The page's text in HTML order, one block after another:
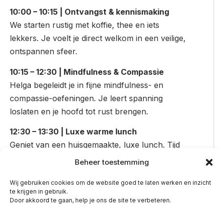
Beheer toestemming
Wij gebruiken cookies om de website goed te laten werken en inzicht
te krijgen in gebruik.
Door akkoord te gaan, help je ons de site te verbeteren.
10:00 – 10:15 | Ontvangst & kennismaking
We starten rustig met koffie, thee en iets
lekkers. Je voelt je direct welkom in een veilige,
ontspannen sfeer.
10:15 – 12:30 | Mindfulness & Compassie
Helga begeleidt je in fijne mindfulness- en
compassie-oefeningen. Je leert spanning
loslaten en je hoofd tot rust brengen.
12:30 – 13:30 | Luxe warme lunch
Geniet van een huisgemaakte, luxe lunch. Tijd
voor jezelf, goed eten en fijne gesprekken.
13:30 – 14:30 | Inzichten over voeding &
energie
Ontdek hoe voeding en energie samenhangen